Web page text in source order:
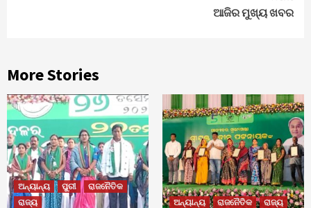
ଆଜିର ମୁଖ୍ୟ ଖବର
More Stories
ଅନ୍ୟାନ୍ୟ ପୁରୀ
ରାଜନୈତିକ
ରାଜ୍ୟ
ଅନ୍ୟାନ୍ୟ ରାଜନୈତିକ ରାଜ୍ୟ